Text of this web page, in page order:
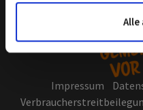
Informationen
zusammen, die Sie ihnen
im Rahmen Ihrer Nutzung
Sie geben Einwilligung zu
unsere Webseite
unserer
Alle
Impressum